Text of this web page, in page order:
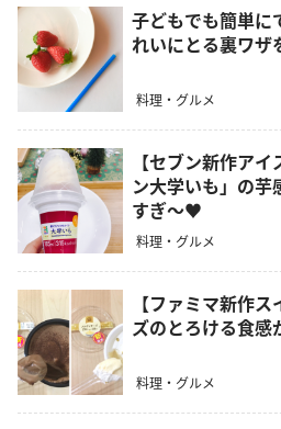
子どもでも簡単に
れいにとる裏ワザ
料理・グルメ
【セブン新作ア
ン大学いも」の芋
すぎ～♥
料理・グルメ
【ファミマ新作
ズのとろける食
料理・グルメ